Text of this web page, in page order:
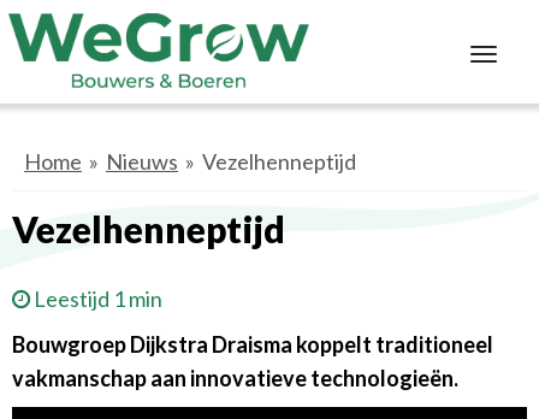
Home » Nieuws » Vezelhenneptijd
Vezelhenneptijd
Leestijd 1 min
Bouwgroep Dijkstra Draisma koppelt traditioneel
vakmanschap aan innovatieve technologieën.